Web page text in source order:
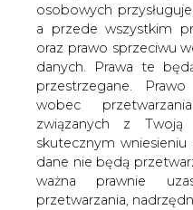
osobowych
a przede wszystkim
oraz prawo sprzeciwu
danych. Prawa te
przestrzegane.
wobec
związanych z Twoją
skutecznym
dane nie będą
ważna prawnie
przetwarzania,
Iran dysponuje
nowoczesnych
wzbogacania
tym w sobotę
irańskiego
Ferejdun Abbasi.